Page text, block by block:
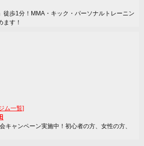
徒歩1分！MMA・キック・パーソナルトレーニン
ます！
ム一覧]
キャンペーン実施中！初心者の方、女性の方、